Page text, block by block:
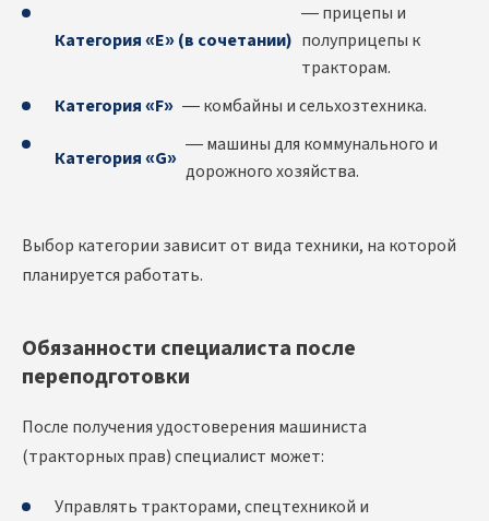
Категория «E» (в сочетании)
— прицепы и
полуприцепы к
тракторам.
Категория «F» — комбайны и сельхозтехника.
Категория «G»
— машины для коммунального и
дорожного хозяйства.
Выбор категории зависит от вида техники, на которой
планируется работать.
Обязанности специалиста после
переподготовки
После получения удостоверения машиниста
(тракторных прав) специалист может:
Управлять тракторами, спецтехникой и